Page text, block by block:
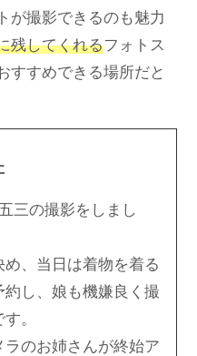
が撮影できるのも魅力
残してくれるフォトス
すすめできる場所だと
三の撮影をしまし
、当日は着物を着る
し、娘も機嫌良く撮
。
のお姉さんが終始ア